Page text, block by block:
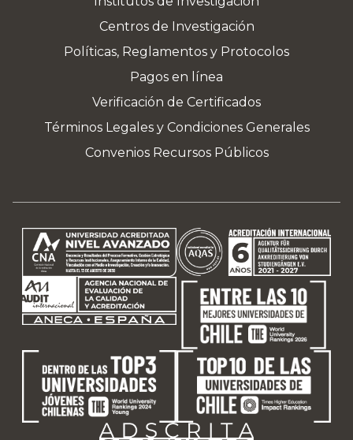
Centros de Investigación
Políticas, Reglamentos y Protocolos
Pagos en línea
Verificación de Certificados
Términos Legales y Condiciones Generales
Convenios Recursos Públicos